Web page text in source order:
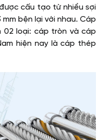
cấu tạo từ nhiều sợi
bện lại với nhau. Cáp
02 loại: cáp tròn và cáp
hiện nay là cáp thép